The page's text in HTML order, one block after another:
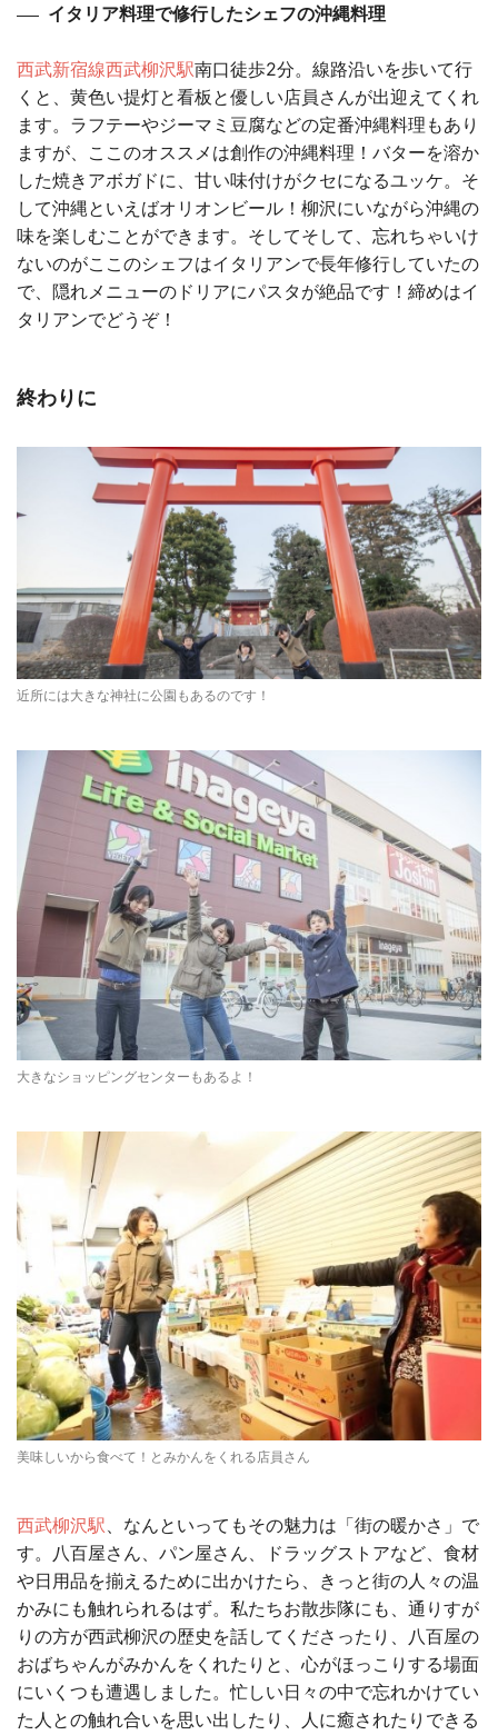
イタリア料理で修行したシェフの沖縄料理
西武新宿線西武柳沢駅南口徒歩2分。線路沿いを歩いて行
くと、黄色い提灯と看板と優しい店員さんが出迎えてくれ
ます。ラフテーやジーマミ豆腐などの定番沖縄料理もあり
ますが、ここのオススメは創作の沖縄料理！バターを溶か
した焼きアボガドに、甘い味付けがクセになるユッケ。そ
して沖縄といえばオリオンビール！柳沢にいながら沖縄の
味を楽しむことができます。そしてそして、忘れちゃいけ
ないのがここのシェフはイタリアンで長年修行していたの
で、隠れメニューのドリアにパスタが絶品です！締めはイ
タリアンでどうぞ！
終わりに
近所には大きな神社に公園もあるのです！
大きなショッピングセンターもあるよ！
美味しいから食べて！とみかんをくれる店員さん
西武柳沢駅、なんといってもその魅力は「街の暖かさ」で
す。八百屋さん、パン屋さん、ドラッグストアなど、食材
や日用品を揃えるために出かけたら、きっと街の人々の温
かみにも触れられるはず。私たちお散歩隊にも、通りすが
りの方が西武柳沢の歴史を話してくださったり、八百屋の
おばちゃんがみかんをくれたりと、心がほっこりする場面
にいくつも遭遇しました。忙しい日々の中で忘れかけてい
た人との触れ合いを思い出したり、人に癒されたりできる